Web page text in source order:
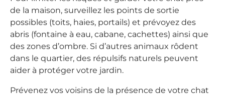
de la maison, surveillez les points de sortie
possibles (toits, haies, portails) et prévoyez des
abris (fontaine à eau, cabane, cachettes) ainsi que
des zones d’ombre. Si d’autres animaux rôdent
dans le quartier, des répulsifs naturels peuvent
aider à protéger votre jardin.
Prévenez vos voisins de la présence de votre chat